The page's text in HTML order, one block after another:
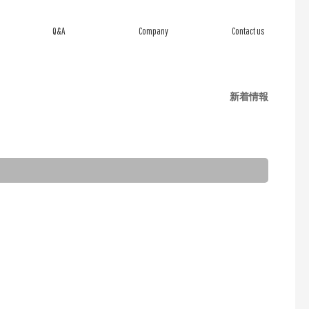
Q&A Company Contact us
お問い合わせ
新着情報